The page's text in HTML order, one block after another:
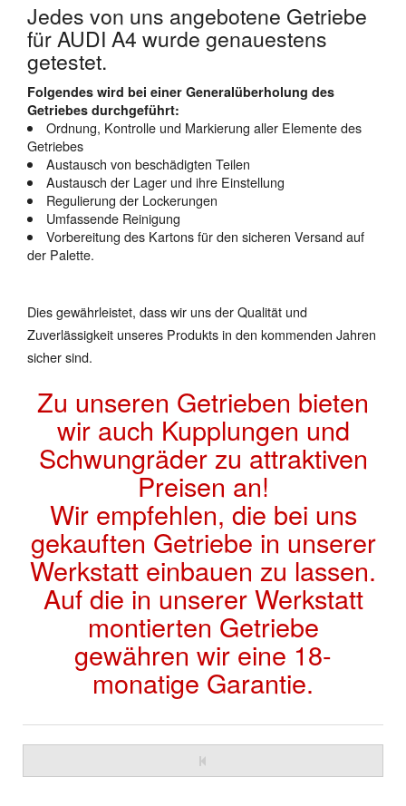
Jedes von uns angebotene Getriebe
für AUDI A4 wurde genauestens
getestet.
Folgendes wird bei einer Generalüberholung des
Getriebes durchgeführt:
Ordnung, Kontrolle und Markierung aller Elemente des
Getriebes
Austausch von beschädigten Teilen
Austausch der Lager und ihre Einstellung
Regulierung der Lockerungen
Umfassende Reinigung
Vorbereitung des Kartons für den sicheren Versand auf
der Palette.
Dies gewährleistet, dass wir uns der Qualität und
Zuverlässigkeit unseres Produkts in den kommenden Jahren
sicher sind.
Zu unseren Getrieben bieten
wir auch Kupplungen und
Schwungräder zu attraktiven
Preisen an!
Wir empfehlen, die bei uns
gekauften Getriebe in unserer
Werkstatt einbauen zu lassen.
Auf die in unserer Werkstatt
montierten Getriebe
gewähren wir eine 18-
monatige Garantie.